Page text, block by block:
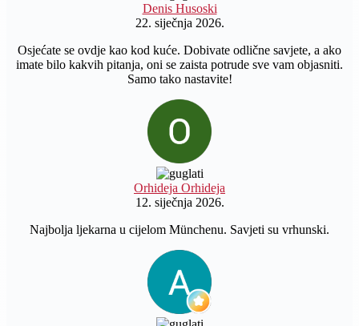
Denis Husoski
22. siječnja 2026.
Osjećate se ovdje kao kod kuće. Dobivate odlične savjete, a ako
imate bilo kakvih pitanja, oni se zaista potrude sve vam objasniti.
Samo tako nastavite!
Orhideja Orhideja
12. siječnja 2026.
Najbolja ljekarna u cijelom Münchenu. Savjeti su vrhunski.